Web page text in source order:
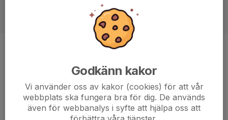
Godkänn kakor
Vi använder oss av kakor (cookies) för att vår
webbplats ska fungera bra för dig. De används
även för webbanalys i syfte att hjälpa oss att